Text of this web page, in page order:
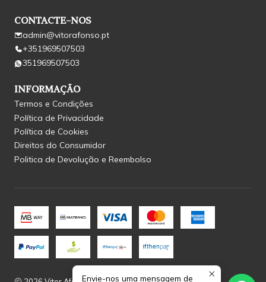
CONTACTE-NOS
admin@vitorafonso.pt
+351969507503
351969507503
INFORMAÇÃO
Termos e Condições
Política de Privacidade
Política de Cookies
Direitos do Consumidor
Politica de Devolução e Reembolso
Envie-nos uma mensagem de